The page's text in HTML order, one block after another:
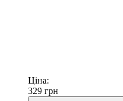
Ціна:
329 грн